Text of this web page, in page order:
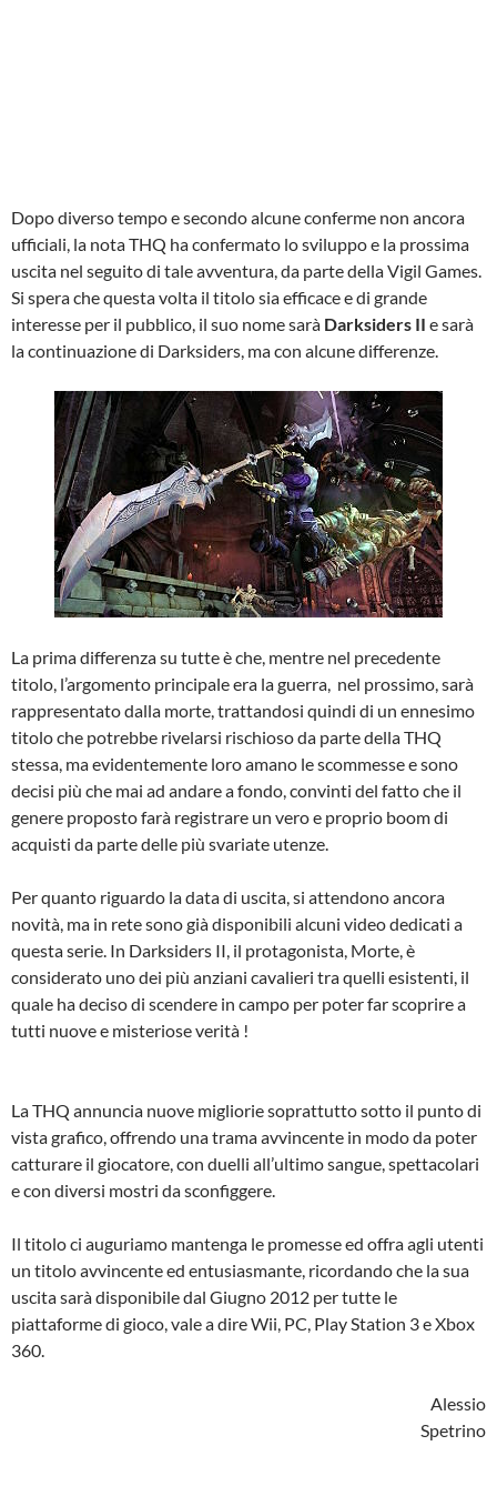
Dopo diverso tempo e secondo alcune conferme non ancora
ufficiali, la nota THQ ha confermato lo sviluppo e la prossima
uscita nel seguito di tale avventura, da parte della Vigil Games.
Si spera che questa volta il titolo sia efficace e di grande
interesse per il pubblico, il suo nome sarà Darksiders II e sarà
la continuazione di Darksiders, ma con alcune differenze.
La prima differenza su tutte è che, mentre nel precedente
titolo, l’argomento principale era la guerra, nel prossimo, sarà
rappresentato dalla morte, trattandosi quindi di un ennesimo
titolo che potrebbe rivelarsi rischioso da parte della THQ
stessa, ma evidentemente loro amano le scommesse e sono
decisi più che mai ad andare a fondo, convinti del fatto che il
genere proposto farà registrare un vero e proprio boom di
acquisti da parte delle più svariate utenze.
Per quanto riguardo la data di uscita, si attendono ancora
novità, ma in rete sono già disponibili alcuni video dedicati a
questa serie. In Darksiders II, il protagonista, Morte, è
considerato uno dei più anziani cavalieri tra quelli esistenti, il
quale ha deciso di scendere in campo per poter far scoprire a
tutti nuove e misteriose verità !
La THQ annuncia nuove migliorie soprattutto sotto il punto di
vista grafico, offrendo una trama avvincente in modo da poter
catturare il giocatore, con duelli all’ultimo sangue, spettacolari
e con diversi mostri da sconfiggere.
Il titolo ci auguriamo mantenga le promesse ed offra agli utenti
un titolo avvincente ed entusiasmante, ricordando che la sua
uscita sarà disponibile dal Giugno 2012 per tutte le
piattaforme di gioco, vale a dire Wii, PC, Play Station 3 e Xbox
360.
Alessio
Spetrino